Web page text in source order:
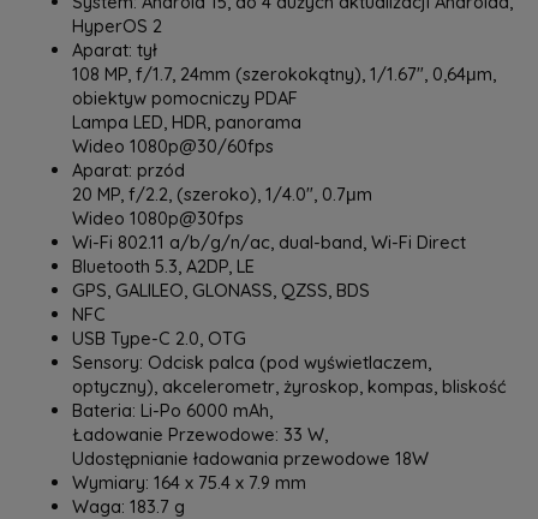
HyperOS 2
Aparat: tył
108 MP, f/1.7, 24mm (szerokokątny), 1/1.67", 0,64μm,
obiektyw pomocniczy PDAF
Lampa LED, HDR, panorama
Wideo 1080p@30/60fps
Aparat: przód
20 MP, f/2.2, (szeroko), 1/4.0", 0.7μm
Wideo 1080p@30fps
Wi-Fi 802.11 a/b/g/n/ac, dual-band, Wi-Fi Direct
Bluetooth 5.3, A2DP, LE
GPS, GALILEO, GLONASS, QZSS, BDS
NFC
USB Type-C 2.0, OTG
Sensory: Odcisk palca (pod wyświetlaczem,
optyczny), akcelerometr, żyroskop, kompas, bliskość
Bateria: Li-Po 6000 mAh,
Ładowanie Przewodowe: 33 W,
Udostępnianie ładowania przewodowe 18W
Wymiary: 164 x 75.4 x 7.9 mm
Waga: 183.7 g